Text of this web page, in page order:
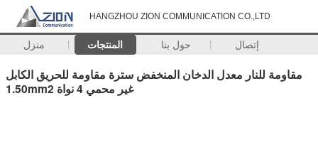
HANGZHOU ZION COMMUNICATION CO.,LTD
منزل المنتجات حول بنا إتصال
مقاومة للنار معدل الدخان المنخفض سترة مقاومة للحريق الكابل
1.50mm2 غير محمي 4 نواة